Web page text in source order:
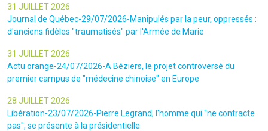
31 JUILLET 2026
Journal de Québec-29/07/2026-Manipulés par la peur, oppressés :
d'anciens fidèles "traumatisés" par l'Armée de Marie
31 JUILLET 2026
Actu orange-24/07/2026-A Béziers, le projet controversé du
premier campus de "médecine chinoise" en Europe
28 JUILLET 2026
Libération-23/07/2026-Pierre Legrand, l'homme qui "ne contracte
pas", se présente à la présidentielle